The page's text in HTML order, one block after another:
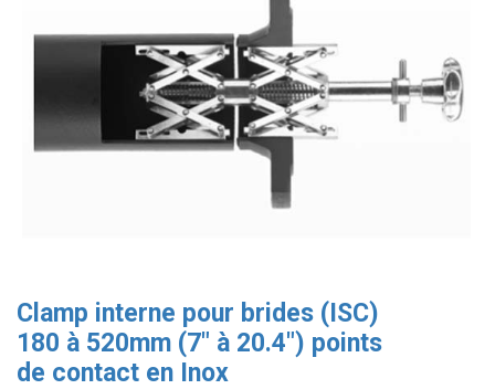
Clamp interne pour brides (ISC)
180 à 520mm (7" à 20.4") points
de contact en Inox